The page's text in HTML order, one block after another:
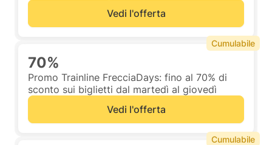
Vedi l'offerta
70%
Promo Trainline FrecciaDays: fino al 70% di
sconto sui biglietti dal martedì al giovedì
Vedi l'offerta
Cumulabile
Cumulabile